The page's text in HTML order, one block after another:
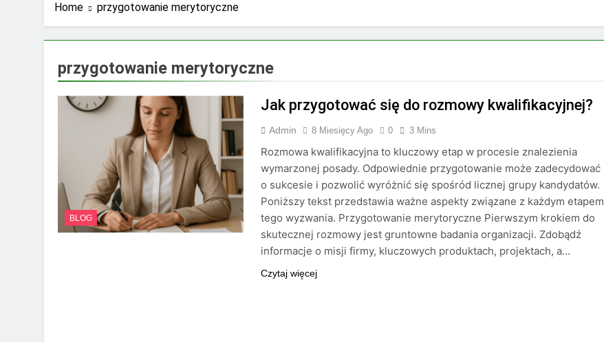
Home przygotowanie merytoryczne
przygotowanie merytoryczne
BLOG
Jak przygotować się do rozmowy kwalifikacyjnej?
Admin 8 Miesięcy Ago 0 3 Mins
Rozmowa kwalifikacyjna to kluczowy etap w procesie znalezienia
wymarzonej posady. Odpowiednie przygotowanie może zadecydować
o sukcesie i pozwolić wyróżnić się spośród licznej grupy kandydatów.
Poniższy tekst przedstawia ważne aspekty związane z każdym etapem
tego wyzwania. Przygotowanie merytoryczne Pierwszym krokiem do
skutecznej rozmowy jest gruntowne badania organizacji. Zdobądź
informacje o misji firmy, kluczowych produktach, projektach, a…
Czytaj więcej